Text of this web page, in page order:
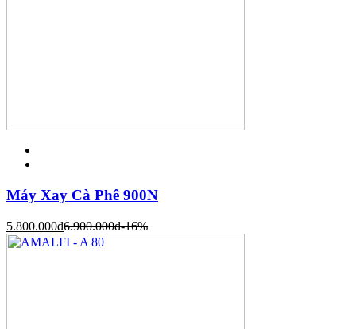
Máy Xay Cà Phê 900N
5.800.000đ6.900.000đ-16%